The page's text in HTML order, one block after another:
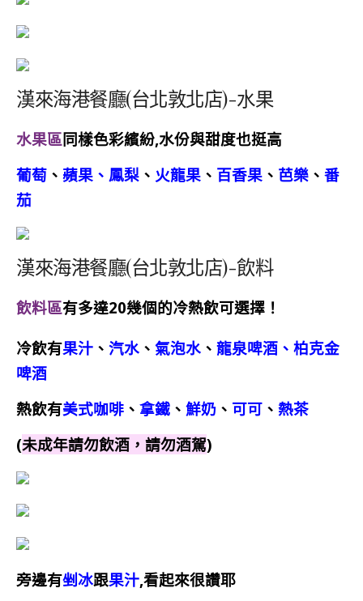
漢來海港餐廳(台北敦北店)-水果
水果區同樣色彩繽紛,水份與甜度也挺高
葡萄 、 蘋果、鳳梨 、 火龍果 、 百香果 、 芭樂 、 番
茄
漢來海港餐廳(台北敦北店)-飲料
飲料區有多達20幾個的冷熱飲可選擇！
冷飲有果汁 、 汽水 、 氣泡水 、 龍泉啤酒、柏克金
啤酒
熱飲有美式咖啡 、 拿鐵 、 鮮奶 、 可可 、 熱茶
(未成年請勿飲酒，請勿酒駕)
旁邊有剉冰跟果汁,看起來很讚耶